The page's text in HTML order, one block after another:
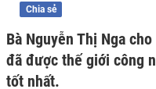
Chia sẻ
Bà Nguyễn Thị Nga
đã được thế giới công
tốt nhất.